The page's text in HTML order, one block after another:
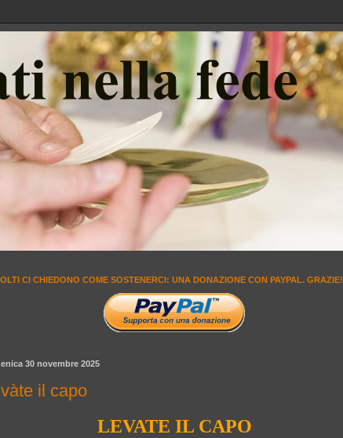
CI CHIEDONO COME SOSTENERCI: UNA DONAZIONE CON PAYPAL. GRAZIE!
30 novembre 2025
il capo
LEVATE IL CAPO